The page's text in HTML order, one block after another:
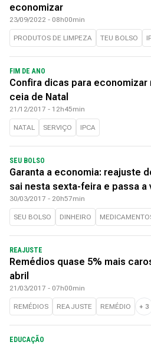
economizar
23/09/2022 - 08h00min
PRODUTOS DE LIMPEZA TEU BOLSO
FIM DE ANO
Confira dicas para economizar
ceia de Natal
21/12/2017 - 12h45min
NATAL SERVIÇO IPCA
SEU BOLSO
Garanta a economia: reajuste
sai nesta sexta-feira e passa a
30/03/2017 - 20h57min
SEU BOLSO DINHEIRO
REAJUSTE
Remédios quase 5% mais
abril
21/03/2017 - 07h00min
REMÉDIOS REAJUSTE REMÉDIO + 3
EDUCAÇÃO